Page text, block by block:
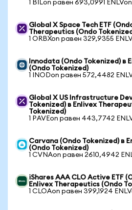
1 BILon равен 693,0991 ENLVon
Global X Space Tech ETF
Therapeutics (Ondo
1 ORBXon равен 329,9355
Innodata (Ondo Tokenized) в
(Ondo Tokenized)
1 INODon равен 572,4482
Global X US Infrastructure
Tokenized) в Enlivex
Tokenized)
1 PAVEon равен 443,7742
Carvana (Ondo Tokenized) в
(Ondo Tokenized)
1 CVNAon равен 2610,4942
iShares AAA CLO Active ETF
Enlivex Therapeutics (Ondo
1 CLOAon равен 399,1924